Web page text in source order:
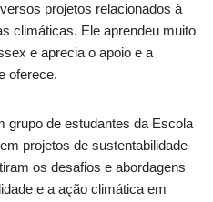
projetos relacionados à
climáticas. Ele aprendeu muito
e aprecia o apoio e a
oferece.
grupo de estudantes da Escola
projetos de sustentabilidade
os desafios e abordagens
e a ação climática em